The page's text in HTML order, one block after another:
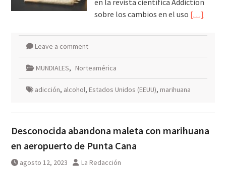
en la revista científica Addiction
sobre los cambios en el uso […]
Leave a comment
MUNDIALES, Norteamérica
adicción, alcohol, Estados Unidos (EEUU), marihuana
Desconocida abandona maleta con marihuana
en aeropuerto de Punta Cana
agosto 12, 2023 La Redacción